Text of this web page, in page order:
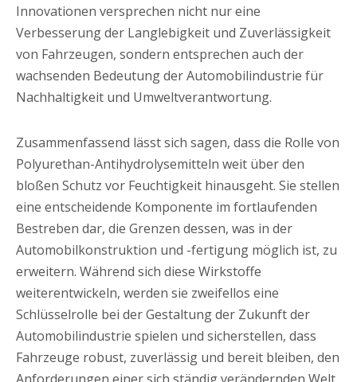
Innovationen versprechen nicht nur eine
Verbesserung der Langlebigkeit und Zuverlässigkeit
von Fahrzeugen, sondern entsprechen auch der
wachsenden Bedeutung der Automobilindustrie für
Nachhaltigkeit und Umweltverantwortung.
Zusammenfassend lässt sich sagen, dass die Rolle von
Polyurethan-Antihydrolysemitteln weit über den
bloßen Schutz vor Feuchtigkeit hinausgeht. Sie stellen
eine entscheidende Komponente im fortlaufenden
Bestreben dar, die Grenzen dessen, was in der
Automobilkonstruktion und -fertigung möglich ist, zu
erweitern. Während sich diese Wirkstoffe
weiterentwickeln, werden sie zweifellos eine
Schlüsselrolle bei der Gestaltung der Zukunft der
Automobilindustrie spielen und sicherstellen, dass
Fahrzeuge robust, zuverlässig und bereit bleiben, den